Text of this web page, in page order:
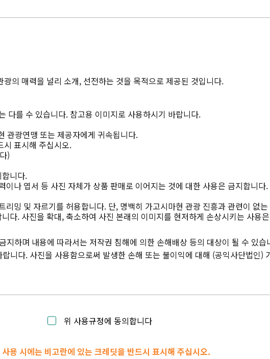
의 매력을 널리 소개, 선전하는 것을 목적으로 제공된 것입니다.
다를 수 있습니다. 참고용 이미지로 사용하시기 바랍니다.
관광연맹 또는 제공자에게 귀속됩니다.
시 표시해 주십시오.
)
니다.
이나 엽서 등 사진 자체가 상품 판매로 이어지는 것에 대한 사용은 금지합니다.
리밍 및 자르기를 허용합니다. 단, 명백히 가고시마현 관광 진흥과 관련이 없
다. 사진을 확대, 축소하여 사진 본래의 이미지를 현저하게 손상시키는 사용
하며 내용에 따라서는 저작권 침해에 의한 손해배상 등의 대상이 될 수 있습
니다. 사진을 사용함으로써 발생한 손해 또는 불이익에 대해 (공익사단법인)
위 사용규정에 동의합니다
사용 시에는 비고란에 있는 크레딧을 반드시 표시해 주십시오.